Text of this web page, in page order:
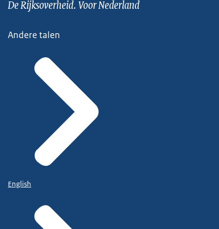
De Rijksoverheid. Voor Nederland
Andere talen
English